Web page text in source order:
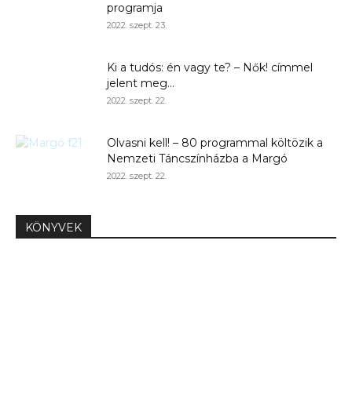
programja
2022. szept. 23.
Ki a tudós: én vagy te? – Nők! címmel
jelent meg...
2022. szept. 22.
Olvasni kell! – 80 programmal költözik a
Nemzeti Táncszínházba a Margó
2022. szept. 22.
KÖNYVEK